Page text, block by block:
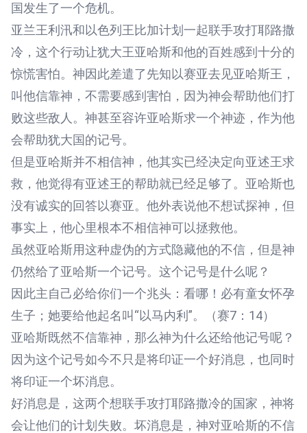
国发生了一个危机。
亚兰王利汛和以色列王比加计划一起联手攻打耶路撒
冷，这个行动让犹大王亚哈斯和他的百姓感到十分的
惊慌害怕。神因此差遣了先知以赛亚去见亚哈斯王，
叫他信靠神，不需要感到害怕，因为神会帮助他们打
败这些敌人。神甚至容许亚哈斯求一个神迹，作为他
会帮助犹大国的记号。
但是亚哈斯并不相信神，他其实已经决定向亚述王求
救，他觉得有亚述王的帮助就已经足够了。亚哈斯也
没有诚实的回答以赛亚。他外表说他不想试探神，但
事实上，他心里根本不相信神可以拯救他。
虽然亚哈斯用这种虚伪的方式隐藏他的不信，但是神
仍然给了亚哈斯一个记号。这个记号是什么呢？
因此主自己必给你们一个兆头：看哪！必有童女怀孕
生子；她要给他起名叫“以马内利”。（赛7：14）
亚哈斯既然不信靠神，那么神为什么还给他记号呢？
因为这个记号如今不只是将印证一个好消息，也同时
将印证一个坏消息。
好消息是，这两个想联手攻打耶路撒冷的国家，神将
会让他们的计划失败。坏消息是，神对亚哈斯的不信